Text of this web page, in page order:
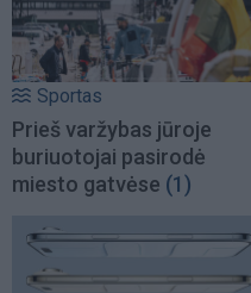
Sportas
Prieš varžybas jūroje
buriuotojai pasirodė
miesto gatvėse (1)